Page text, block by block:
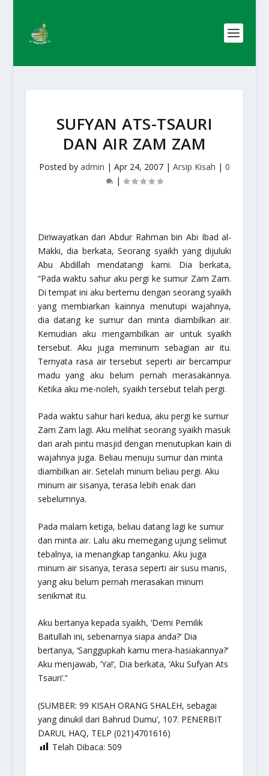
SUFYAN ATS-TSAURI
DAN AIR ZAM ZAM
Posted by admin | Apr 24, 2007| Arsip Kisah | 0
|
Diriwayatkan dari Abdur Rahman bin Abi Ibad al-
Makki, dia berkata, Seorang syaikh yang dijuluki
Abu Abdillah mendatangi kami. Dia berkata,
“Pada waktu sahur aku pergi ke sumur Zam Zam.
Di tempat ini aku bertemu dengan seorang syaikh
yang membiarkan kainnya menutupi wajahnya,
dia datang ke sumur dan minta diambilkan air.
Kemudian aku mengambilkan air untuk syaikh
tersebut. Aku juga meminum sebagian air itu.
Ternyata rasa air tersebut seperti air bercampur
madu yang aku belum pernah merasakannya.
Ketika aku me-noleh, syaikh tersebut telah pergi.
Pada waktu sahur hari kedua, aku pergi ke sumur
Zam Zam lagi. Aku melihat seorang syaikh masuk
dari arah pintu masjid dengan menutupkan kain di
wajahnya juga. Beliau menuju sumur dan minta
diambilkan air. Setelah minum beliau pergi. Aku
minum air sisanya, terasa lebih enak dari
sebelumnya.
Pada malam ketiga, beliau datang lagi ke sumur
dan minta air. Lalu aku memegang ujung selimut
tebalnya, ia menangkap tanganku. Aku juga
minum air sisanya, terasa seperti air susu manis,
yang aku belum pernah merasakan minum
senikmat itu.
Aku bertanya kepada syaikh, ‘Demi Pemilik
Baitullah ini, sebenarnya siapa anda?’ Dia
bertanya, ‘Sanggupkah kamu mera-hasiakannya?’
Aku menjawab, ‘Ya!’, Dia berkata, ‘Aku Sufyan Ats
Tsauri’.”
(SUMBER: 99 KISAH ORANG SHALEH, sebagai
yang dinukil dari Bahrud Dumu’, 107. PENERBIT
DARUL HAQ, TELP (021)4701616)
Telah Dibaca: 509